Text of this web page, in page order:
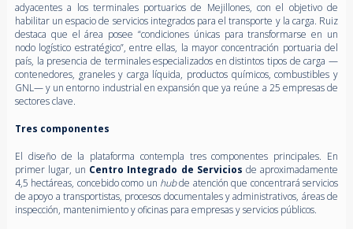
adyacentes a los terminales portuarios de Mejillones, con el objetivo de
habilitar un espacio de servicios integrados para el transporte y la carga. Ruiz
destaca que el área posee “condiciones únicas para transformarse en un
nodo logístico estratégico”, entre ellas, la mayor concentración portuaria del
país, la presencia de terminales especializados en distintos tipos de carga —
contenedores, graneles y carga líquida, productos químicos, combustibles y
GNL— y un entorno industrial en expansión que ya reúne a 25 empresas de
sectores clave.
Tres componentes
El diseño de la plataforma contempla tres componentes principales. En
primer lugar, un Centro Integrado de Servicios de aproximadamente
4,5 hectáreas, concebido como un hubde atención que concentrará servicios
de apoyo a transportistas, procesos documentales y administrativos, áreas de
inspección, mantenimiento y oficinas para empresas y servicios públicos.